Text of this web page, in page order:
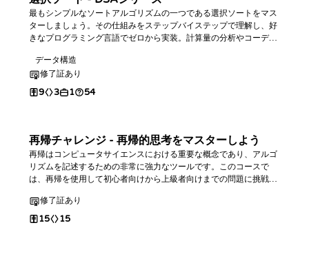
最もシンプルなソートアルゴリズムの一つである選択ソートをマス
ターしましょう。その仕組みをステップバイステップで理解し、好
きなプログラミング言語でゼロから実装。計算量の分析やコーディ
データ構造
修了証あり
9 3 1 54
再帰チャレンジ - 再帰的思考をマスターしよう
再帰はコンピュータサイエンスにおける重要な概念であり、アルゴ
リズムを記述するための非常に強力なツールです。このコースで
は、再帰を使用して初心者向けから上級者向けまでの問題に挑戦し
修了証あり
15 15